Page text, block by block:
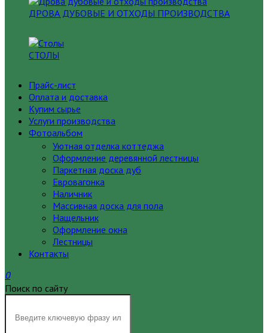
ДРОВА ДУБОВЫЕ И ОТХОДЫ ПРОИЗВОДСТВА
СТОЛЫ
Прайс-лист
Оплата и доставка
Купим сырье
Услуги производства
Фотоальбом
Уютная отделка коттеджа
Оформление деревянной лестницы
Паркетная доска дуб
Евровагонка
Наличник
Массивная доска для пола
Нащельник
Оформление окна
Лестницы
Контакты
0
Поиск по сайту